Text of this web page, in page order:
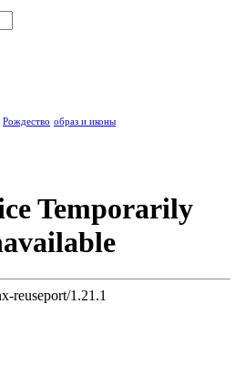
Рождество образ и иконы